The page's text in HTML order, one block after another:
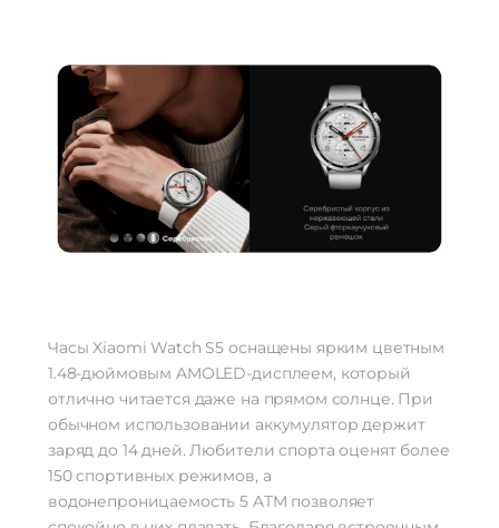
Часы Xiaomi Watch S5 оснащены ярким цветным
1.48-дюймовым AMOLED-дисплеем, который
отлично читается даже на прямом солнце. При
обычном использовании аккумулятор держит
заряд до 14 дней. Любители спорта оценят более
150 спортивных режимов, а
водонепроницаемость 5 ATM позволяет